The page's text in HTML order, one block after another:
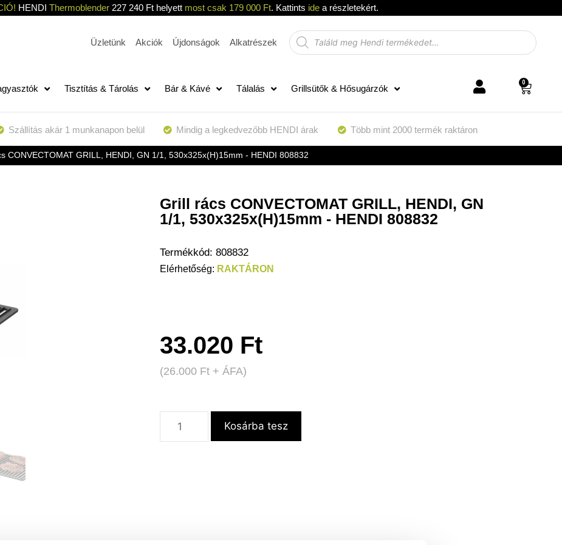
HENDI Thermoblender227 240 Ft helyett most csak 179 000 Ft. Kattints idea részletekért.
Üzletünk Akciók Újdonságok Alkatrészek
Tisztítás & Tárolás Bár & Kávé Tálalás Grillsütők & Hősugárzók
0
Szállítás akár 1 munkanapon belül Mindig a legkedvezőbb HENDI árak Több mint 2000 termék raktáron
CONVECTOMAT GRILL, HENDI, GN 1/1, 530x325x(H)15mm - HENDI 808832
Grill rács CONVECTOMAT GRILL, HENDI, GN
1/1, 530x325x(H)15mm - HENDI 808832
Termékkód: 808832
RAKTÁRON
33.020 Ft
(26.000 Ft + ÁFA)
Kosárba tesz